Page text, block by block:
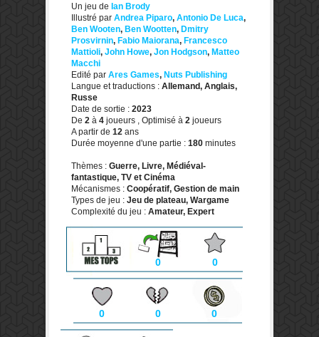
Un jeu de Ian Brody
Illustré par Andrea Piparo, Antonio De Luca,
Ben Wooten, Ben Wootten, Dmitry
Prosvirnin, Fabio Maiorana, Francesco
Mattioli, John Howe, Jon Hodgson, Matteo
Macchi
Edité par Ares Games, Nuts Publishing
Langue et traductions : Allemand, Anglais,
Russe
Date de sortie : 2023
De 2 à 4 joueurs , Optimisé à 2 joueurs
A partir de 12 ans
Durée moyenne d'une partie : 180 minutes
Thèmes : Guerre, Livre, Médiéval-
fantastique, TV et Cinéma
Mécanismes : Coopératif, Gestion de main
Types de jeu : Jeu de plateau, Wargame
Complexité du jeu : Amateur, Expert
0 0
0 0 0